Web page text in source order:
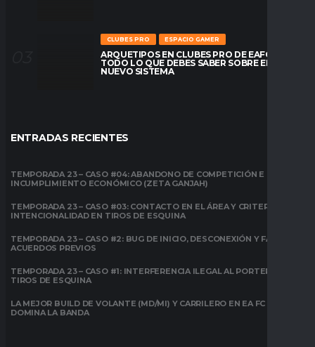
CLUBES PRO ESPACIO GAMER
ARQUETIPOS EN CLUBES PRO DE EAFC26:
TODO LO QUE DEBES SABER SOBRE EL
NUEVO SISTEMA
ENTRADAS RECIENTES
TEMPORADA 23 – CASO #04: ABANDONO DE COMPETICIÓN E
INCUMPLIMIENTO ECONÓMICO (ZETA GANJAH)
TEMPORADA 23 – CASO #03: CONTACTO EN EL ÁREA Y CRITERIO DE
INTENCIONALIDAD EN TIROS DE ESQUINA
TEMPORADA 23 – CASO #2: BUG DE INICIO, DESCONEXIÓN Y FALTA DE
ACUERDOS PREVIOS
TEMPORADA 23 – CASO #1: INTERFERENCIA ILEGAL AL PORTERO EN
TIROS DE ESQUINA
LA MEJOR BUILD DE VOLANTE (MD/MI) Y CARRILERO EN EA FC 26:
DOMINA LA BANDA